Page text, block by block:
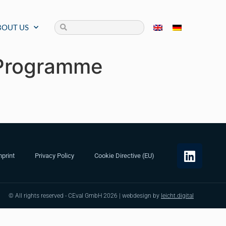
US
Privacy Policy Cookie Directive (EU)
© All rights reserved - CEval GmbH 2026 | webdesign by leicht.digital